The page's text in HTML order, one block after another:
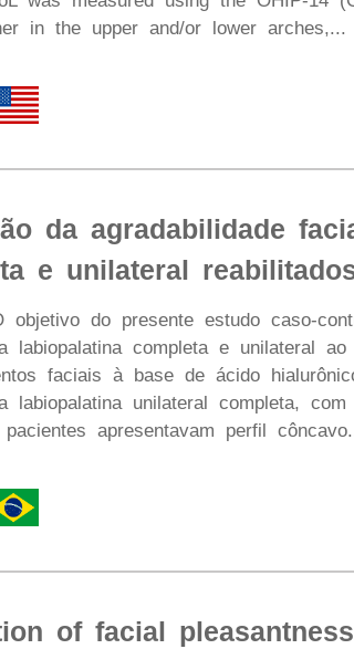
in the upper and/or lower arches,...
da agradabilidade
e unilateral
objetivo do presente estudo caso-
labiopalatina completa e unilateral
faciais à base de ácido
labiopalatina unilateral completa,
apresentavam perfil
of facial